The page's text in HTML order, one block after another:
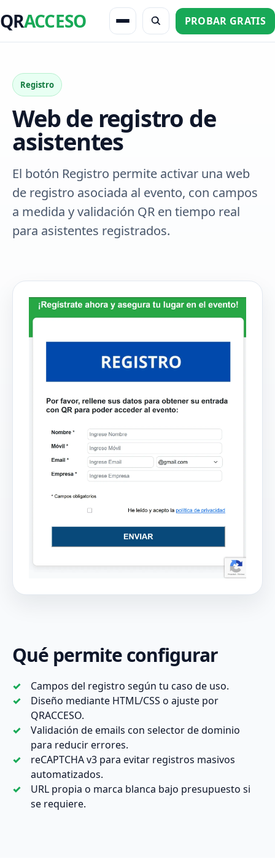
QRACCESO PROBAR GRATIS
Registro
Web de registro de
asistentes
El botón Registro permite activar una web
de registro asociada al evento, con campos
a medida y validación QR en tiempo real
para asistentes registrados.
Qué permite configurar
Campos del registro según tu caso de uso.
Diseño mediante HTML/CSS o ajuste por
QRACCESO.
Validación de emails con selector de dominio
para reducir errores.
reCAPTCHA v3 para evitar registros masivos
automatizados.
URL propia o marca blanca bajo presupuesto si
se requiere.